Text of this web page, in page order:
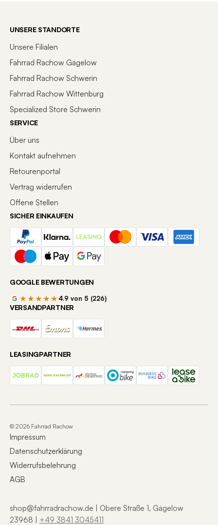
UNSERE STANDORTE
Unsere Filialen
Fahrrad Rachow Gägelow
Fahrrad Rachow Schwerin
Fahrrad Rachow Wittenburg
Specialized Store Schwerin
SERVICE
Über uns
Kontakt aufnehmen
Retourenportal
Vertrag widerrufen
Offene Stellen
SICHER EINKAUFEN
GOOGLE BEWERTUNGEN
★★★★★ 4.9 von 5 (226)
VERSANDPARTNER
LEASINGPARTNER
© 2026 Fahrrad Rachow
Impressum
Datenschutzerklärung
Widerrufsbelehrung
AGB
shop@fahrradrachow.de | Obere Straße 1, Gägelow
23968 | +49 3841 3045411